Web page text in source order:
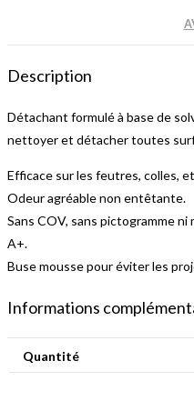
Description
Détachant formulé à base de
nettoyer et détacher toutes
Efficace sur les feutres, colles,
Odeur agréable non entêtante.
Sans COV, sans pictogramme
A+.
Buse mousse pour éviter les
Informations
Quantité